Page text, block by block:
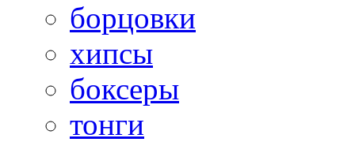
борцовки
хипсы
боксеры
тонги